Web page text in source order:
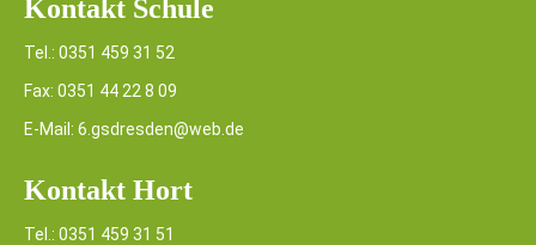
Kontakt Schule
Tel.: 0351 459 31 52
Fax: 0351 44 22 8 09
E-Mail: 6.gsdresden@web.de
Kontakt Hort
Tel.: 0351 459 31 51